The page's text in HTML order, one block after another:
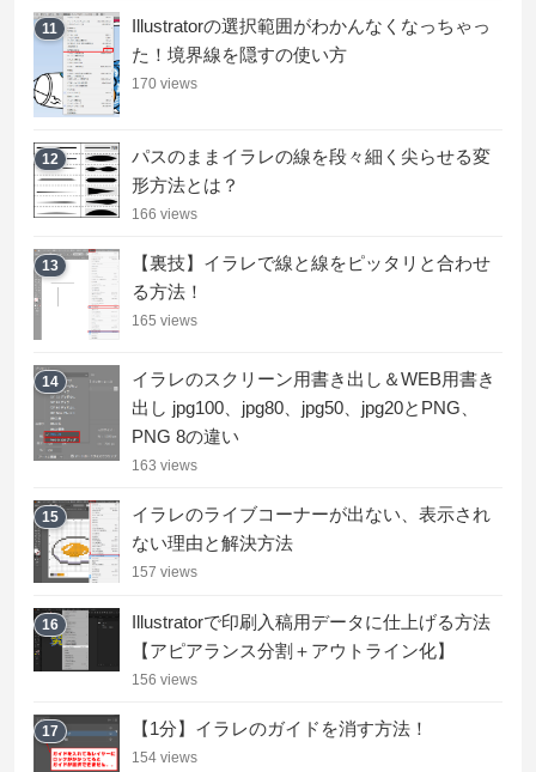
11
Illustratorの選択範囲がわかんなくなっちゃっ
た！境界線を隠すの使い方
170 views
12
パスのままイラレの線を段々細く尖らせる変
形方法とは？
166 views
13
【裏技】イラレで線と線をピッタリと合わせ
る方法！
165 views
14
イラレのスクリーン用書き出し＆WEB用書き
出し jpg100、jpg80、jpg50、jpg20とPNG、
PNG 8の違い
163 views
15
イラレのライブコーナーが出ない、表示され
ない理由と解決方法
157 views
16
Illustratorで印刷入稿用データに仕上げる方法
【アピアランス分割＋アウトライン化】
156 views
17 【1分】イラレのガイドを消す方法！
154 views